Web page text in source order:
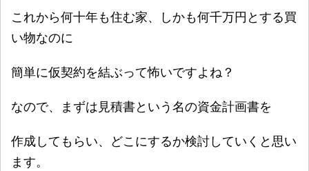
これから何十年も住む家、しかも何千万円とする買
い物なのに
簡単に仮契約を結ぶって怖いですよね？
なので、まずは見積書という名の資金計画書を
作成してもらい、どこにするか検討していくと思い
ます。